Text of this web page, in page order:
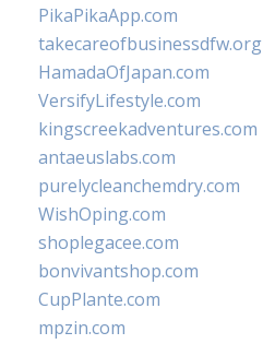
PikaPikaApp.com
takecareofbusinessdfw.org
HamadaOfJapan.com
VersifyLifestyle.com
kingscreekadventures.com
antaeuslabs.com
purelycleanchemdry.com
WishOping.com
shoplegacee.com
bonvivantshop.com
CupPlante.com
mpzin.com